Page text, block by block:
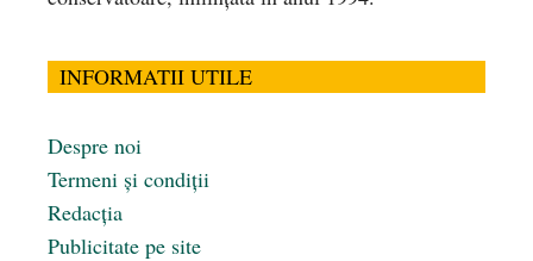
INFORMATII UTILE
Despre noi
Termeni și condiții
Redacția
Publicitate pe site